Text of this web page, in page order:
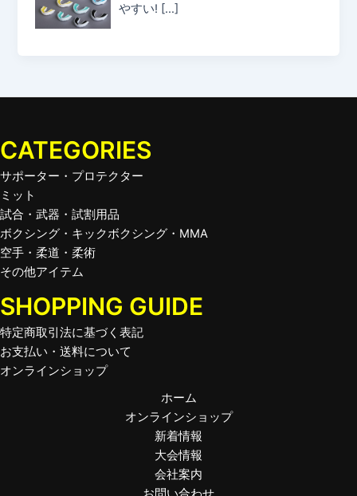
やすい! […]
CATEGORIES
サポーター・プロテクター
ミット
試合・武器・試割用品
ボクシング・キックボクシング・MMA
空手・柔道・柔術
その他アイテム
SHOPPING GUIDE
特定商取引法に基づく表記
お支払い・送料について
オンラインショップ
ホーム
オンラインショップ
新着情報
大会情報
会社案内